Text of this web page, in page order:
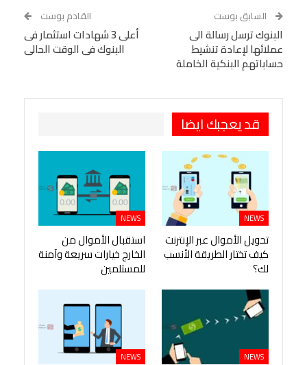
Tumblr
البريد الإلكتروني
StumbleUpon
VK
Digg
LINE
BlackBerry
Viber
السابق بوست
البنوك ترسل رسالة الى
عملائها لإعادة تنشيط
حساباتهم البنكية الخاملة
القادم بوست
أعلى 3 شهادات استثمار فى
البنوك فى الوقت الحالى
قد يعجبك ايضا
NEWS
تحويل الأموال عبر الإنترنت
كيف تختار الطريقة الأنسب
لك؟
NEWS
استقبال الأموال من
الخارج خيارات سريعة وآمنة
للمستلمين
NEWS
NEWS